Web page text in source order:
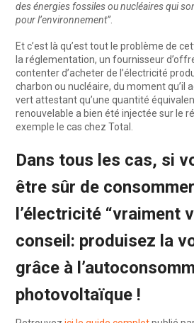
des énergies fossiles ou nucléaires qui
pour l’environnement”.
Et c’est là qu’est tout le problème de
la réglementation, un fournisseur
contenter d’acheter de l’électricité
charbon ou nucléaire, du moment qu’il
vert attestant qu’une quantité
renouvelable a bien été injectée sur le
exemple le cas chez Total.
Dans tous les cas, si
être sûr de
l’électricité “vraiment
conseil: produisez la
grâce à
photovoltaïque !